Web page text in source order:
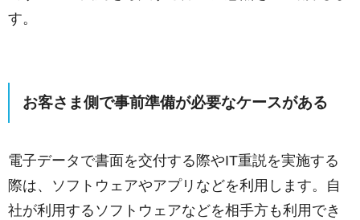
す。
お客さま側で事前準備が必要なケースがある
電子データで書面を交付する際やIT重説を実施する
際は、ソフトウェアやアプリなどを利用します。自
社が利用するソフトウェアなどを相手方も利用でき